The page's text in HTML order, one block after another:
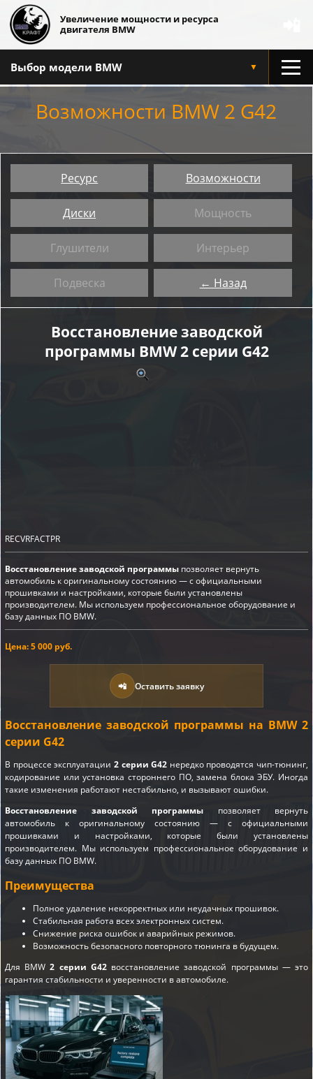
Увеличение мощности и ресурса
двигателя BMW
Выбор модели BMW ▼
Возможности BMW 2 G42
Ресурс Возможности
Диски Мощность
Глушители Интерьер
Подвеска ← Назад
Восстановление заводской
программы BMW 2 серии G42
RECVRFACTPR
Восстановление заводской программы позволяет вернуть
автомобиль к оригинальному состоянию — с официальными
прошивками и настройками, которые были установлены
производителем. Мы используем профессиональное оборудование и
базу данных ПО BMW.
Цена: 5 000 руб.
📲 Оставить заявку
Восстановление заводской программы на BMW 2
серии G42
В процессе эксплуатации 2 серии G42 нередко проводятся чип-тюнинг,
кодирование или установка стороннего ПО, замена блока ЭБУ. Иногда
такие изменения работают нестабильно, и вызывают ошибки.
Восстановление заводской программы позволяет вернуть
автомобиль к оригинальному состоянию — с официальными
прошивками и настройками, которые были установлены
производителем. Мы используем профессиональное оборудование и
базу данных ПО BMW.
Преимущества
Полное удаление некорректных или неудачных прошивок.
Стабильная работа всех электронных систем.
Снижение риска ошибок и аварийных режимов.
Возможность безопасного повторного тюнинга в будущем.
Для BMW2 серии G42восстановление заводской программы — это
гарантия стабильности и уверенности в автомобиле.